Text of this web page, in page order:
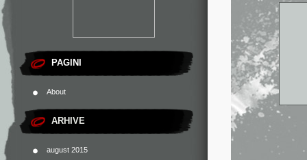
PAGINI
About
ARHIVE
august 2015